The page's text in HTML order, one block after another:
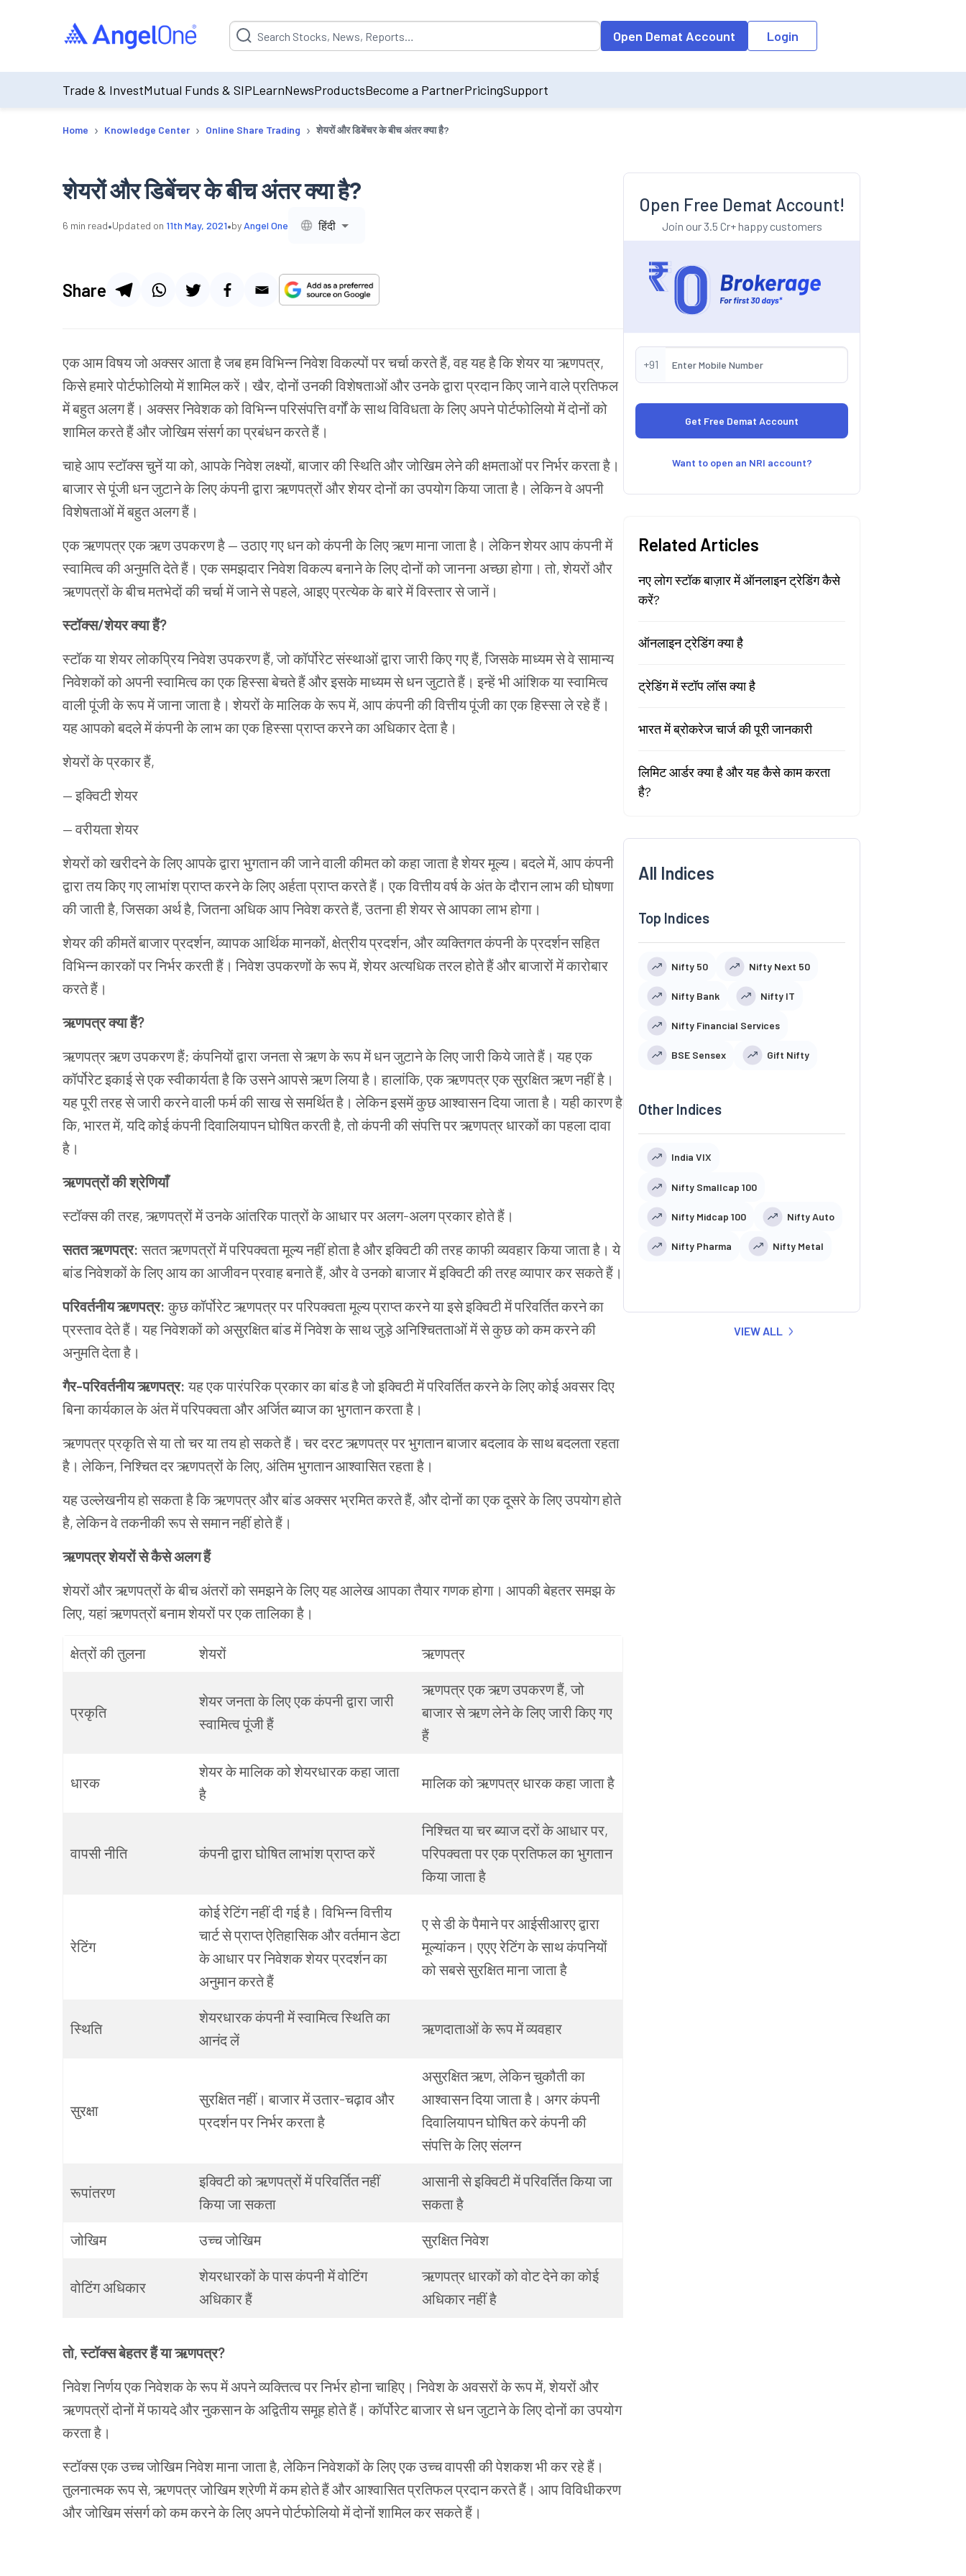
Suggestion will be populated by default on accessing the input field. On entering data into the input field, the suggestion list will be updated as per the
Open Demat Account Login
Trade & InvestMutual Funds & SIPLearnNewsProductsBecome a PartnerPricingSupport
Home › Knowledge Center › Online Share Trading › शेयरों और डिबेंचर के बीच अंतर क्या है?
शेयरों और डिबेंचर के बीच अंतर क्या है?
6 min read•Updated on 11th May, 2021•by Angel One हिंदी
Share
एकआमविषयजोअक्सरआताहैजबहमविभिन्ननिवेशविकल्पोंपरचर्चाकरतेहैं,वहयहहैकिशेयरयाऋणपत्र,
किसेहमारेपोर्टफोलियोमेंशामिलकरें। खैर,दोनोंउनकीविशेषताओंऔरउनकेद्वाराप्रदानकिएजानेवालेप्रतिफल
मेंबहुतअलगहैं। अक्सरनिवेशककोविभिन्नपरिसंपत्तिवर्गोंकेसाथविविधताकेलिएअपनेपोर्टफोलियोमेंदोनोंको
शामिलकरतेहैंऔरजोखिमसंसर्गकाप्रबंधनकरतेहैं।
चाहेआपस्टॉक्सचुनेंयाको, आपकेनिवेशलक्ष्यों,बाजारकीस्थितिऔरजोखिमलेनेकीक्षमताओंपरनिर्भरकरताहै।
बाजारसेपूंजी धनजुटानेकेलिएकंपनीद्वाराऋणपत्रों औरशेयरदोनोंकाउपयोगकियाजाताहै। लेकिनवेअपनी
विशेषताओंमेंबहुतअलगहैं।
एकऋणपत्र एकऋणउपकरणहै —उठाएगए धनकोकंपनीकेलिएऋणमानाजाताहै। लेकिनशेयरआपकंपनीमें
स्वामित्वकीअनुमतिदेतेहैं। एकसमझदारनिवेशविकल्पबनानेकेलिएदोनोंकोजाननाअच्छाहोगा। तो,शेयरोंऔर
ऋणपत्रों केबीचमतभेदोंकीचर्चामेंजानेसेपहले, आइएप्रत्येककेबारेमेंविस्तारसेजानें।
स्टॉक्स/शेयरक्याहैं?
स्टॉकयाशेयरलोकप्रियनिवेशउपकरणहैं,जोकॉर्पोरेटसंस्थाओंद्वाराजारीकिएगएहैं,जिसकेमाध्यमसेवेसामान्य
निवेशकोंकोअपनीस्वामित्वकाएकहिस्साबेचतेहैंऔरइसकेमाध्यमसे धनजुटातेहैं। इन्हेंभीआंशिकयास्वामित्व
वालीपूंजीकेरूपमेंजानाजाताहै। शेयरोंकेमालिककेरूपमें, आपकंपनीकीवित्तीयपूंजीकाएकहिस्सालेरहेहैं।
यहआपकोबदलेमेंकंपनीकेलाभकाएकहिस्साप्राप्तकरनेकाअधिकारदेताहै।
शेयरोंकेप्रकारहैं,
—इक्विटीशेयर
—वरीयताशेयर
शेयरोंकोखरीदनेकेलिएआपकेद्वाराभुगतानकीजानेवालीकीमतको कहाजाताहैशेयरमूल्य। बदलेमें, आपकंपनी
द्वारातयकिएगएलाभांशप्राप्तकरनेकेलिएअर्हताप्राप्तकरतेहैं। एकवित्तीयवर्षकेअंतकेदौरानलाभकीघोषणा
कीजातीहै,जिसकाअर्थहै,जितनाअधिकआपनिवेशकरतेहैं,उतनाहीशेयरसेआपकालाभहोगा।
शेयरकीकीमतेंबाजारप्रदर्शन,व्यापकआर्थिकमानकों, क्षेत्रीयप्रदर्शन, औरव्यक्तिगतकंपनीकेप्रदर्शनसहित
विभिन्नकारकोंपरनिर्भरकरतीहैं। निवेशउपकरणोंकेरूपमें,शेयरअत्यधिकतरलहोतेहैंऔरबाजारोंमेंकारोबार
करतेहैं।
ऋणपत्र क्याहैं?
ऋणपत्रऋणउपकरणहैं;कंपनियोंद्वाराजनतासेऋणकेरूपमें धनजुटानेकेलिएजारीकिये जाते हैं। यहएक
कॉर्पोरेटइकाईसेएकस्वीकार्यताहैकिउसनेआपसेऋणलियाहै। हालांकि,एकऋणपत्र एकसुरक्षितऋणनहींहै।
यहपूरीतरहसेजारीकरनेवालीफर्मकीसाखसेसमर्थितहै। लेकिनइसमेंकुछआश्वासनदियाजाताहै। यहीकारणहै
कि, भारतमें,यदिकोईकंपनीदिवालियापनघोषितकरतीहै,तोकंपनीकीसंपत्तिपरऋणपत्र धारकोंकापहलादावा
है।
ऋणपत्रों कीश्रेणियाँ
स्टॉक्सकीतरह,ऋणपत्रों मेंउनकेआंतरिकपात्रोंकेआधारपरअलग-अलगप्रकारहोतेहैं।
सततऋणपत्र: सततऋणपत्रों मेंपरिपक्वतामूल्यनहींहोताहैऔरइक्विटीकीतरहकाफीव्यवहारकियाजाताहै। ये
बांडनिवेशकोंकेलिएआयकाआजीवनप्रवाहबनातेहैं, औरवेउनकोबाजारमेंइक्विटीकीतरहव्यापारकरसकतेहैं।
परिवर्तनीयऋणपत्र:कुछकॉर्पोरेटऋणपत्र परपरिपक्वतामूल्यप्राप्तकरनेयाइसेइक्विटीमेंपरिवर्तितकरनेका
प्रस्तावदेतेहैं। यहनिवेशकोंकोअसुरक्षितबांडमेंनिवेशकेसाथजुड़ेअनिश्चितताओंमेंसेकुछकोकमकरनेकी
अनुमतिदेताहै।
गैर-परिवर्तनीयऋणपत्र: यहएकपारंपरिकप्रकारकाबांडहैजोइक्विटीमेंपरिवर्तितकरनेकेलिएकोईअवसरदिए
बिनाकार्यकालकेअंतमेंपरिपक्वताऔरअर्जितब्याजकाभुगतानकरताहै।
ऋणपत्र प्रकृतिसेयातो चर यातयहोसकतेहैं। चर दरटऋणपत्र परभुगतानबाजारबदलावकेसाथबदलतारहता
है। लेकिन,निश्चितदरऋणपत्रों केलिए, अंतिमभुगतानआश्वासितरहताहै।
यहउल्लेखनीयहोसकताहैकिऋणपत्र औरबांडअक्सरभ्रमितकरतेहैं, औरदोनोंकाएकदूसरेकेलिएउपयोगहोते
है,लेकिनवेतकनीकीरूपसेसमाननहींहोतेहैं।
ऋणपत्र शेयरोंसेकैसेअलगहैं
शेयरोंऔरऋणपत्रों केबीचअंतरोंकोसमझनेकेलिएयहआलेखआपकातैयारगणकहोगा। आपकीबेहतरसमझके
लिए,यहांऋणपत्रों बनामशेयरोंपरएकतालिकाहै।
क्षेत्रोंकीतुलना शेयरों ऋणपत्र
प्रकृति
शेयरजनताकेलिएएककंपनीद्वाराजारी
स्वामित्वपूंजी हैं
ऋणपत्र एकऋणउपकरणहैं,जो
बाजारसेऋणलेनेकेलिएजारीकिएगए
हैं
धारक
शेयरकेमालिककोशेयरधारककहाजाता
है
मालिककोऋणपत्र धारककहाजाताहै
वापसीनीति कंपनीद्वाराघोषितलाभांशप्राप्तकरें
निश्चितयाचरब्याजदरोंकेआधारपर,
परिपक्वतापरएकप्रतिफलकाभुगतान
कियाजाताहै
रेटिंग
कोईरेटिंगनहीं दीगईहै। विभिन्नवित्तीय
चार्टसेप्राप्तऐतिहासिकऔरवर्तमानडेटा
केआधारपरनिवेशकशेयरप्रदर्शनका
अनुमान करते हैं
एसे डीकेपैमानेपरआईसीआरएद्वारा
मूल्यांकन। एएएरेटिंगकेसाथकंपनियों
कोसबसेसुरक्षितमानाजाताहै
स्थिति
शेयरधारककंपनीमेंस्वामित्वस्थितिका
आनंदलें
ऋणदाताओंकेरूपमेंव्यवहार
सुरक्षा
सुरक्षितनहीं। बाजारमेंउतार-चढ़ावऔर
प्रदर्शनपरनिर्भरकरताहै
असुरक्षितऋण,लेकिनचुकौतीका
आश्वासनदियाजाताहै। अगरकंपनी
दिवालियापनघोषित करे कंपनीकी
संपत्तिकेलिएसंलग्न
रूपांतरण
इक्विटीकोऋणपत्रों मेंपरिवर्तितनहीं
कियाजासकता
आसानीसेइक्विटीमेंपरिवर्तितकियाजा
सकताहै
जोखिम उच्चजोखिम सुरक्षितनिवेश
वोटिंगअधिकार
शेयरधारकोंकेपासकंपनीमेंवोटिंग
अधिकारहैं
ऋणपत्र धारकोंकोवोटदेनेकाकोई
अधिकारनहींहै
तो,स्टॉक्सबेहतर हैंयाऋणपत्र?
निवेशनिर्णयएकनिवेशककेरूपमेंअपनेव्यक्तित्वपरनिर्भरहोनाचाहिए। निवेशकेअवसरोंकेरूपमें,शेयरोंऔर
ऋणपत्रों दोनोंमेंफायदेऔरनुकसानकेअद्वितीयसमूहहोतेहैं। कॉर्पोरेटबाजारसे धनजुटानेकेलिएदोनोंकाउपयोग
करताहै।
स्टॉक्सएकउच्चजोखिमनिवेशमानाजाताहै,लेकिननिवेशकोंकेलिएएकउच्चवापसीकीपेशकशभीकररहेहैं।
तुलनात्मकरूपसे,ऋणपत्र जोखिमश्रेणीमेंकमहोतेहैंऔरआश्वासित प्रतिफल प्रदानकरतेहैं। आपविविधीकरण
औरजोखिमसंसर्गकोकमकरनेकेलिएअपनेपोर्टफोलियोमेंदोनोंशामिलकरसकतेहैं।
Open Free Demat Account!
Join our 3.5 Cr+ happy customers
+91
Want to open an NRI account?
Related Articles
नए लोग स्टॉक बाज़ार में ऑनलाइन ट्रेडिंग कैसे
करें?
ऑनलाइन ट्रेडिंग क्या है
ट्रेडिंग में स्टॉप लॉस क्या है
भारत में ब्रोकरेज चार्ज की पूरी जानकारी
लिमिट आर्डर क्या है और यह कैसे काम करता
है?
All Indices
Top Indices
Nifty 50 Nifty Next 50
Nifty Bank Nifty IT
Nifty Financial Services
BSE Sensex Gift Nifty
Other Indices
India VIX
Nifty Smallcap 100
Nifty Midcap 100 Nifty Auto
Nifty Pharma Nifty Metal
VIEW ALL